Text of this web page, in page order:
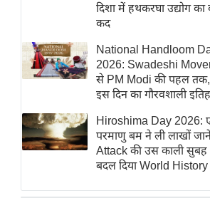
मिसाल बेमिसाल
शख्सियत
यंग इंडिया
साहित्य जगत
ऑटो वर्ल्ड
न्यूज ब्रीफ
दिशा में हथकरघा उद्योग का
कद
National Handloom
2026: Swadeshi
से PM Modi की पहल
इस दिन का गौरवशाली
Hiroshima Day 2026:
परमाणु बम ने ली लाखों
Attack की उस काली सुबह
बदल दिया World History